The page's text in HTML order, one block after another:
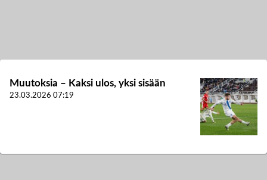
Muutoksia – Kaksi ulos, yksi sisään
23.03.2026 07:19